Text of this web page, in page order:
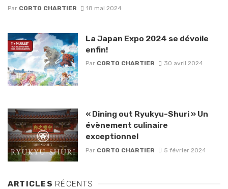
Par CORTO CHARTIER 18 mai 2024
La Japan Expo 2024 se dévoile
enfin!
Par CORTO CHARTIER 30 avril 2024
« Dining out Ryukyu-Shuri » Un
évènement culinaire
exceptionnel
Par CORTO CHARTIER 5 février 2024
ARTICLES RÉCENTS